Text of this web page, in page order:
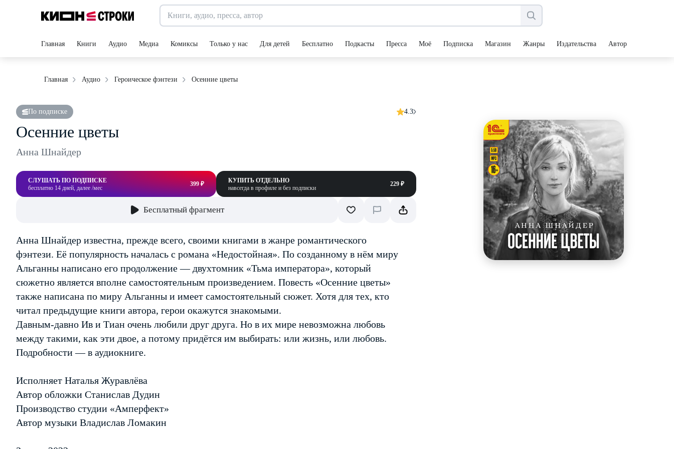
Главная Книги Аудио Медиа Комиксы Только у нас Для детей Бесплатно Подкасты Пресса Моё Подписка Магазин Жанры Издательства Авторы
Главная Аудио Героическое фэнтези Осенние цветы
По подписке 4.3
Осенние цветы
Анна Шнайдер
СЛУШАТЬ ПО ПОДПИСКЕ
бесплатно 14 дней, далее /мес
399 ₽
КУПИТЬ ОТДЕЛЬНО
навсегда в профиле и без подписки
229 ₽
Бесплатный фрагмент
Анна Шнайдер известна, прежде всего, своими книгами в жанре романтического
фэнтези. Её популярность началась с романа «Недостойная». По созданному в нём миру
Альганны написано его продолжение — двухтомник «Тьма императора», который
сюжетно является вполне самостоятельным произведением. Повесть «Осенние цветы»
также написана по миру Альганны и имеет самостоятельный сюжет. Хотя для тех, кто
читал предыдущие книги автора, герои окажутся знакомыми.
Давным-давно Ив и Тиан очень любили друг друга. Но в их мире невозможна любовь
между такими, как эти двое, а потому придётся им выбирать: или жизнь, или любовь.
Подробности — в аудиокниге.
Исполняет Наталья Журавлёва
Автор обложки Станислав Дудин
Производство студии «Амперфект»
Автор музыки Владислав Ломакин